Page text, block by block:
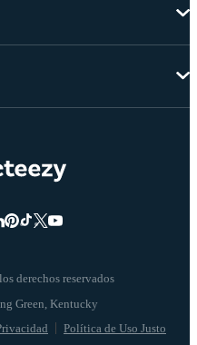
derechos reservados
Política de Uso Justo